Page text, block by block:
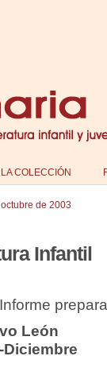
LA COLECCIÓN
de 2003
Infantil
Informe
León
Diciembre